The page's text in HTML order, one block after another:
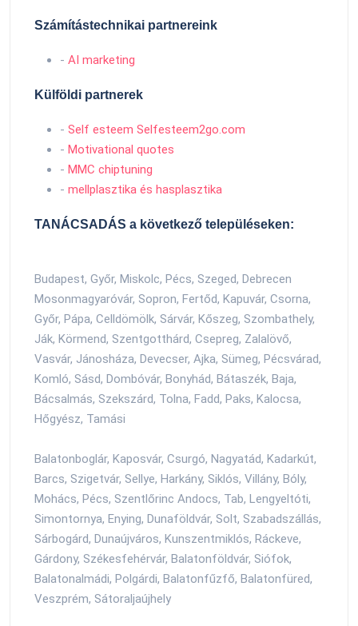
Számítástechnikai partnereink
- AI marketing
Külföldi partnerek
- Self esteem Selfesteem2go.com
- Motivational quotes
- MMC chiptuning
- mellplasztika és hasplasztika
TANÁCSADÁS a következő településeken:
Budapest, Győr, Miskolc, Pécs, Szeged, Debrecen
Mosonmagyaróvár, Sopron, Fertőd, Kapuvár, Csorna,
Győr, Pápa, Celldömölk, Sárvár, Kőszeg, Szombathely,
Ják, Körmend, Szentgotthárd, Csepreg, Zalalövő,
Vasvár, Jánosháza, Devecser, Ajka, Sümeg, Pécsvárad,
Komló, Sásd, Dombóvár, Bonyhád, Bátaszék, Baja,
Bácsalmás, Szekszárd, Tolna, Fadd, Paks, Kalocsa,
Hőgyész, Tamási
Balatonboglár, Kaposvár, Csurgó, Nagyatád, Kadarkút,
Barcs, Szigetvár, Sellye, Harkány, Siklós, Villány, Bóly,
Mohács, Pécs, Szentlőrinc Andocs, Tab, Lengyeltóti,
Simontornya, Enying, Dunaföldvár, Solt, Szabadszállás,
Sárbogárd, Dunaújváros, Kunszentmiklós, Ráckeve,
Gárdony, Székesfehérvár, Balatonföldvár, Siófok,
Balatonalmádi, Polgárdi, Balatonfűzfő, Balatonfüred,
Veszprém, Sátoraljaújhely